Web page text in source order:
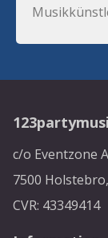
c/o Eventzone
7500
CVR: 43349414